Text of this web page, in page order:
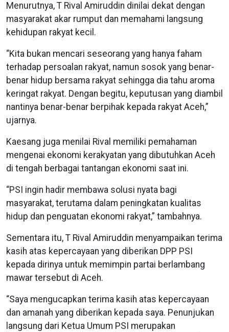
Menurutnya, T Rival Amiruddin dinilai dekat dengan
masyarakat akar rumput dan memahami langsung
kehidupan rakyat kecil.
“Kita bukan mencari seseorang yang hanya faham
terhadap persoalan rakyat, namun sosok yang benar-
benar hidup bersama rakyat sehingga dia tahu aroma
keringat rakyat. Dengan begitu, keputusan yang diambil
nantinya benar-benar berpihak kepada rakyat Aceh,”
ujarnya.
Kaesang juga menilai Rival memiliki pemahaman
mengenai ekonomi kerakyatan yang dibutuhkan Aceh
di tengah berbagai tantangan ekonomi saat ini.
“PSI ingin hadir membawa solusi nyata bagi
masyarakat, terutama dalam peningkatan kualitas
hidup dan penguatan ekonomi rakyat,” tambahnya.
Sementara itu, T Rival Amiruddin menyampaikan terima
kasih atas kepercayaan yang diberikan DPP PSI
kepada dirinya untuk memimpin partai berlambang
mawar tersebut di Aceh.
“Saya mengucapkan terima kasih atas kepercayaan
dan amanah yang diberikan kepada saya. Penunjukan
langsung dari Ketua Umum PSI merupakan